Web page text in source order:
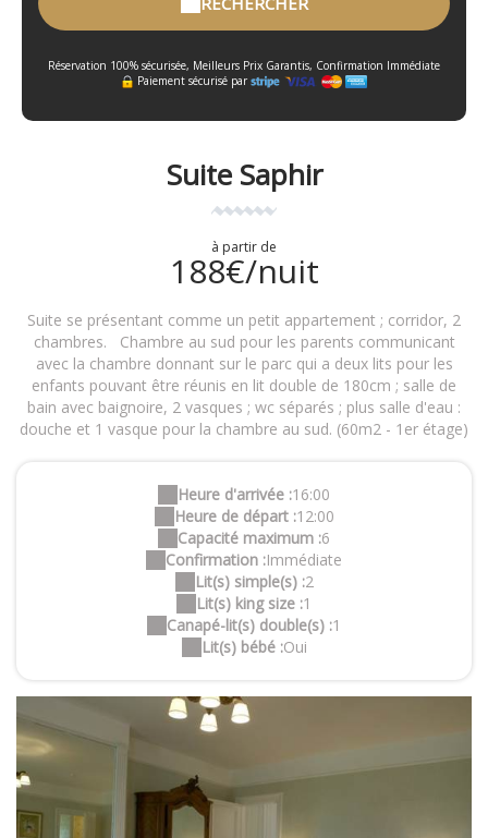
Réservation 100% sécurisée, Meilleurs Prix Garantis, Confirmation Immédiate
Paiement sécurisé par
Suite Saphir
à partir de
188€/nuit
Suite se présentant comme un petit appartement ; corridor, 2
chambres. Chambre au sud pour les parents communicant
avec la chambre donnant sur le parc qui a deux lits pour les
enfants pouvant être réunis en lit double de 180cm ; salle de
bain avec baignoire, 2 vasques ; wc séparés ; plus salle d'eau :
douche et 1 vasque pour la chambre au sud. (60m2 - 1er étage)
Heure d'arrivée :16:00
Heure de départ :12:00
Capacité maximum :6
Confirmation :Immédiate
Lit(s) simple(s) :2
Lit(s) king size :1
Canapé-lit(s) double(s) :1
Lit(s) bébé :Oui